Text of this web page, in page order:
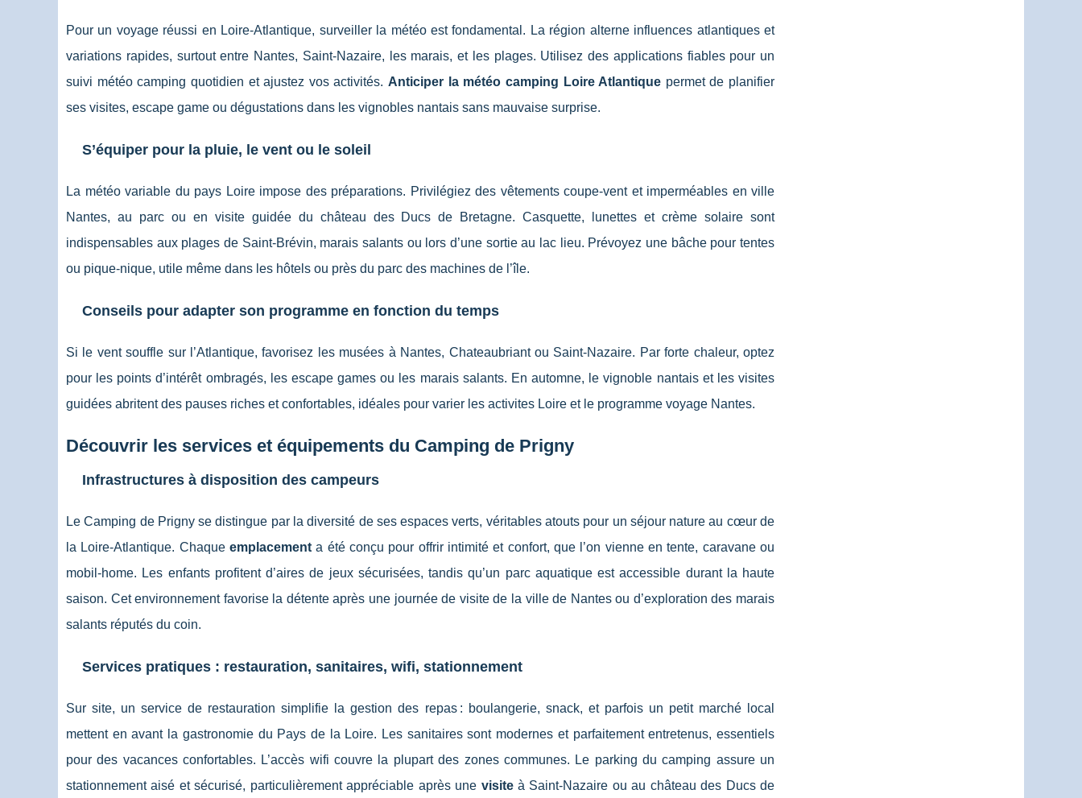
Pour un voyage réussi en Loire-Atlantique, surveiller la météo est fondamental. La région alterne influences atlantiques et
variations rapides, surtout entre Nantes, Saint-Nazaire, les marais, et les plages. Utilisez des applications fiables pour un
suivi météo camping quotidien et ajustez vos activités. Anticiper la météo camping Loire Atlantique permet de planifier
ses visites, escape game ou dégustations dans les vignobles nantais sans mauvaise surprise.
S’équiper pour la pluie, le vent ou le soleil
La météo variable du pays Loire impose des préparations. Privilégiez des vêtements coupe-vent et imperméables en ville
Nantes, au parc ou en visite guidée du château des Ducs de Bretagne. Casquette, lunettes et crème solaire sont
indispensables aux plages de Saint-Brévin, marais salants ou lors d’une sortie au lac lieu. Prévoyez une bâche pour tentes
ou pique-nique, utile même dans les hôtels ou près du parc des machines de l’île.
Conseils pour adapter son programme en fonction du temps
Si le vent souffle sur l’Atlantique, favorisez les musées à Nantes, Chateaubriant ou Saint-Nazaire. Par forte chaleur, optez
pour les points d’intérêt ombragés, les escape games ou les marais salants. En automne, le vignoble nantais et les visites
guidées abritent des pauses riches et confortables, idéales pour varier les activites Loire et le programme voyage Nantes.
Découvrir les services et équipements du Camping de Prigny
Infrastructures à disposition des campeurs
Le Camping de Prigny se distingue par la diversité de ses espaces verts, véritables atouts pour un séjour nature au cœur de
la Loire-Atlantique. Chaque emplacement a été conçu pour offrir intimité et confort, que l’on vienne en tente, caravane ou
mobil-home. Les enfants profitent d’aires de jeux sécurisées, tandis qu’un parc aquatique est accessible durant la haute
saison. Cet environnement favorise la détente après une journée de visite de la ville de Nantes ou d’exploration des marais
salants réputés du coin.
Services pratiques : restauration, sanitaires, wifi, stationnement
Sur site, un service de restauration simplifie la gestion des repas : boulangerie, snack, et parfois un petit marché local
mettent en avant la gastronomie du Pays de la Loire. Les sanitaires sont modernes et parfaitement entretenus, essentiels
pour des vacances confortables. L’accès wifi couvre la plupart des zones communes. Le parking du camping assure un
stationnement aisé et sécurisé, particulièrement appréciable après une visiteà Saint-Nazaire ou au château des Ducs de